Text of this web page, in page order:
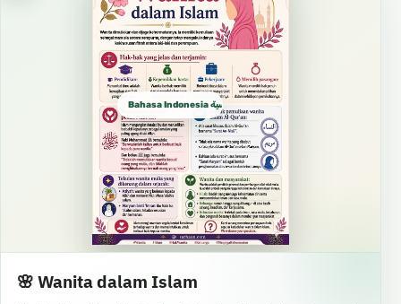
Bahasa Indonesia الإندونيسية
🌸 Wanita dalam Islam